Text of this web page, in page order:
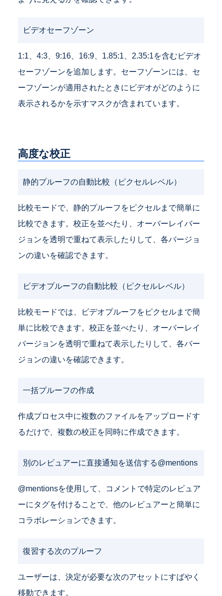
ビデオセーフゾーン
1:1、4:3、9:16、16:9、1.85:1、2.35:1を含むビデオ
セーフゾーンを追加します。セーフゾーンには、セ
ーフゾーンが適用されたときにビデオがどのように
表示されるかを示すマスクが含まれています。
高度な校正
静的プルーフの自動比較（ピクセルレベル）
比較モードで、静的プルーフをピクセルまで簡単に
比較できます。校正を並べたり、オーバーレイバー
ジョンを透明で重ねて表示したりして、各バージョ
ンの違いを確認できます。
ビデオプルーフの自動比較（ピクセルレベル）
比較モードでは、ビデオプルーフをピクセルまで簡
単に比較できます。校正を並べたり、オーバーレイ
バージョンを透明で重ねて表示したりして、各バー
ジョンの違いを確認できます。
一括プルーフの作成
作成プロセス中に複数のファイルをアップロードす
るだけで、複数の校正を同時に作成できます。
別のレビュアーに直接通知を送信する@mentions
@mentionsを使用して、コメントで特定のレビュア
ーにタグを付けることで、他のレビュアーと簡単に
コラボレーションできます。
復習する次のプルーフ
ユーザーは、決定が必要な次のアセットにすばやく
移動できます。